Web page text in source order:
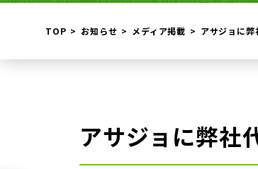
TOP お知らせ メディア掲載 アサジョに
アサジョに弊社